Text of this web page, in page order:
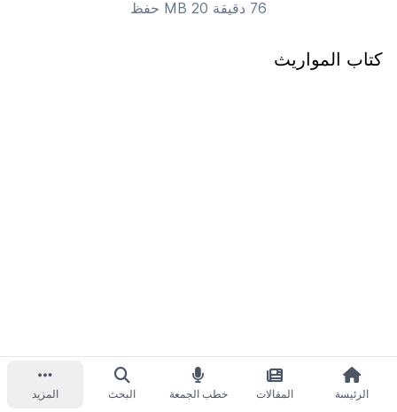
76 دقيقة 20 MB حفظ
كتاب المواريث
الرئيسة المقالات خطب الجمعة البحث المزيد